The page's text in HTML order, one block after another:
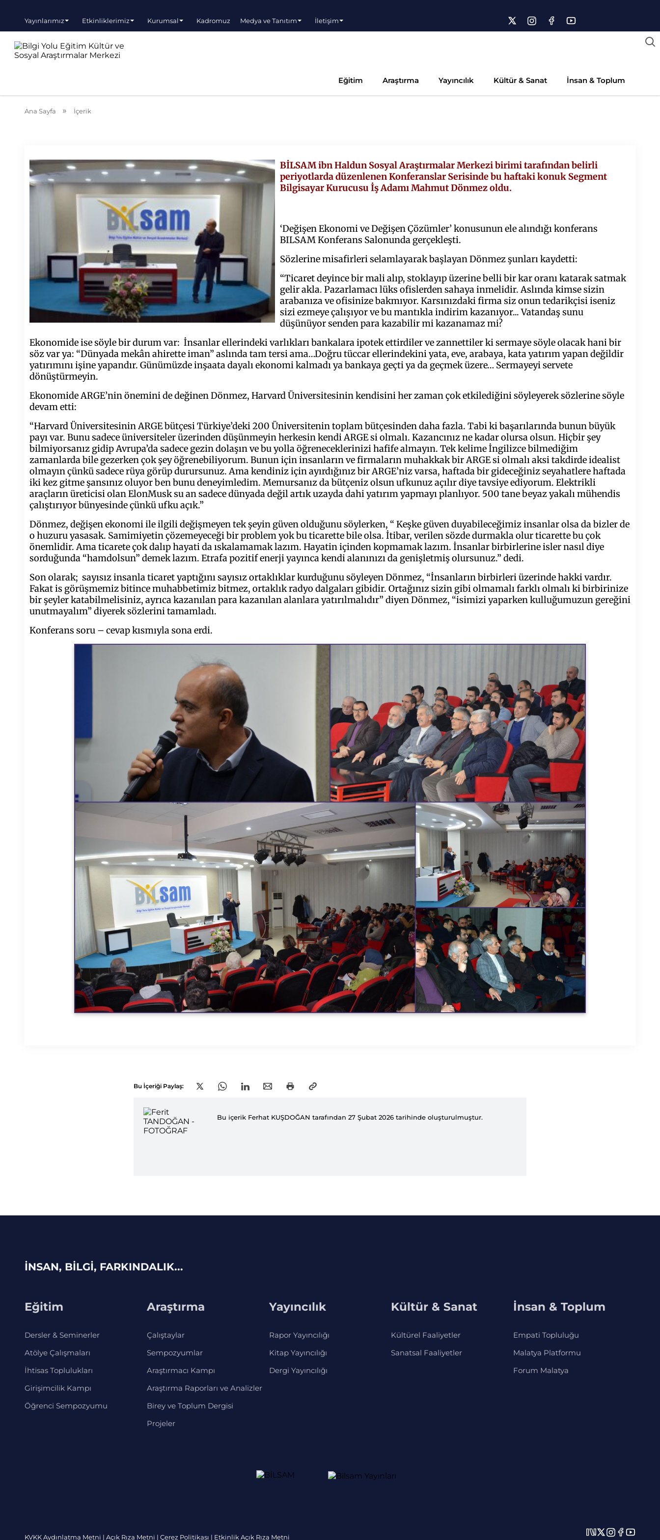
Yayınlarımız Etkinliklerimiz Kurumsal Kadromuz Medya ve Tanıtım İletişim
Eğitim Araştırma Yayıncılık Kültür & Sanat İnsan & Toplum
Ana Sayfa İçerik
BİLSAM ibn Haldun Sosyal Araştırmalar Merkezi birimi tarafından belirli
periyotlarda düzenlenen Konferanslar Serisinde bu haftaki konuk Segment
Bilgisayar Kurucusu İş Adamı Mahmut Dönmez oldu.
‘Değişen Ekonomi ve Değişen Çözümler’ konusunun ele alındığı konferans
BILSAM Konferans Salonunda gerçekleşti.
Sözlerine misafirleri selamlayarak başlayan Dönmez şunları kaydetti:
“Ticaret deyince bir mali alıp, stoklayıp üzerine belli bir kar oranı katarak satmak
gelir akla. Pazarlamacı lüks ofislerden sahaya inmelidir. Aslında kimse sizin
arabanıza ve ofisinize bakmıyor. Karsınızdaki firma siz onun tedarikçisi iseniz
sizi ezmeye çalışıyor ve bu mantıkla indirim kazanıyor... Vatandaş sunu
düşünüyor senden para kazabilir mi kazanamaz mi?
Ekonomide ise söyle bir durum var: İnsanlar ellerindeki varlıkları bankalara ipotek ettirdiler ve zannettiler ki sermaye söyle olacak hani bir
söz var ya: “Dünyada mekân ahirette iman” aslında tam tersi ama…Doğru tüccar ellerindekini yata, eve, arabaya, kata yatırım yapan değildir
yatırımını işine yapandır. Günümüzde inşaata dayalı ekonomi kalmadı ya bankaya geçti ya da geçmek üzere… Sermayeyi servete
dönüştürmeyin.
Ekonomide ARGE’nin önemini de değinen Dönmez, Harvard Üniversitesinin kendisini her zaman çok etkilediğini söyleyerek sözlerine söyle
devam etti:
“Harvard Üniversitesinin ARGE bütçesi Türkiye’deki 200 Üniversitenin toplam bütçesinden daha fazla. Tabi ki başarılarında bunun büyük
payı var. Bunu sadece üniversiteler üzerinden düşünmeyin herkesin kendi ARGE si olmalı. Kazancınız ne kadar olursa olsun. Hiçbir şey
bilmiyorsanız gidip Avrupa’da sadece gezin dolaşın ve bu yolla öğreneceklerinizi hafife almayın. Tek kelime İngilizce bilmediğim
zamanlarda bile gezerken çok şey öğrenebiliyorum. Bunun için insanların ve firmaların muhakkak bir ARGE si olmalı aksi takdirde idealist
olmayın çünkü sadece rüya görüp durursunuz. Ama kendiniz için ayırdığınız bir ARGE’niz varsa, haftada bir gideceğiniz seyahatlere haftada
iki kez gitme şansınız oluyor ben bunu deneyimledim. Memursanız da bütçeniz olsun ufkunuz açılır diye tavsiye ediyorum. Elektrikli
araçların üreticisi olan ElonMusk su an sadece dünyada değil artık uzayda dahi yatırım yapmayı planlıyor. 500 tane beyaz yakalı mühendis
çalıştırıyor bünyesinde çünkü ufku açık.”
Dönmez, değişen ekonomi ile ilgili değişmeyen tek şeyin güven olduğunu söylerken, “ Keşke güven duyabileceğimiz insanlar olsa da bizler de
o huzuru yasasak. Samimiyetin çözemeyeceği bir problem yok bu ticarette bile olsa. İtibar, verilen sözde durmakla olur ticarette bu çok
önemlidir. Ama ticarete çok dalıp hayati da ıskalamamak lazım. Hayatin içinden kopmamak lazım. İnsanlar birbirlerine isler nasıl diye
sorduğunda “hamdolsun” demek lazım. Etrafa pozitif enerji yayınca kendi alanınızı da genişletmiş olursunuz.” dedi.
Son olarak; sayısız insanla ticaret yaptığını sayısız ortaklıklar kurduğunu söyleyen Dönmez, “İnsanların birbirleri üzerinde hakki vardır.
Fakat is görüşmemiz bitince muhabbetimiz bitmez, ortaklık radyo dalgaları gibidir. Ortağınız sizin gibi olmamalı farklı olmalı ki birbirinize
bir şeyler katabilmelisiniz, ayrıca kazanılan para kazanılan alanlara yatırılmalıdır” diyen Dönmez, “isimizi yaparken kulluğumuzun gereğini
unutmayalım” diyerek sözlerini tamamladı.
Konferans soru – cevap kısmıyla sona erdi.
Bu İçeriği Paylaş:
Bu içerik Ferhat KUŞDOĞAN tarafından 27 Şubat 2026 tarihinde oluşturulmuştur.
İNSAN, BİLGİ, FARKINDALIK...
Eğitim
Dersler & Seminerler
Atölye Çalışmaları
İhtisas Toplulukları
Girişimcilik Kampı
Öğrenci Sempozyumu
Araştırma
Çalıştaylar
Sempozyumlar
Araştırmacı Kampı
Araştırma Raporları ve Analizler
Birey ve Toplum Dergisi
Projeler
Yayıncılık
Rapor Yayıncılığı
Kitap Yayıncılığı
Dergi Yayıncılığı
Kültür & Sanat
Kültürel Faaliyetler
Sanatsal Faaliyetler
İnsan & Toplum
Empati Topluluğu
Malatya Platformu
Forum Malatya
KVKK Aydınlatma Metni | Açık Rıza Metni | Çerez Politikası | Etkinlik Açık Rıza Metni